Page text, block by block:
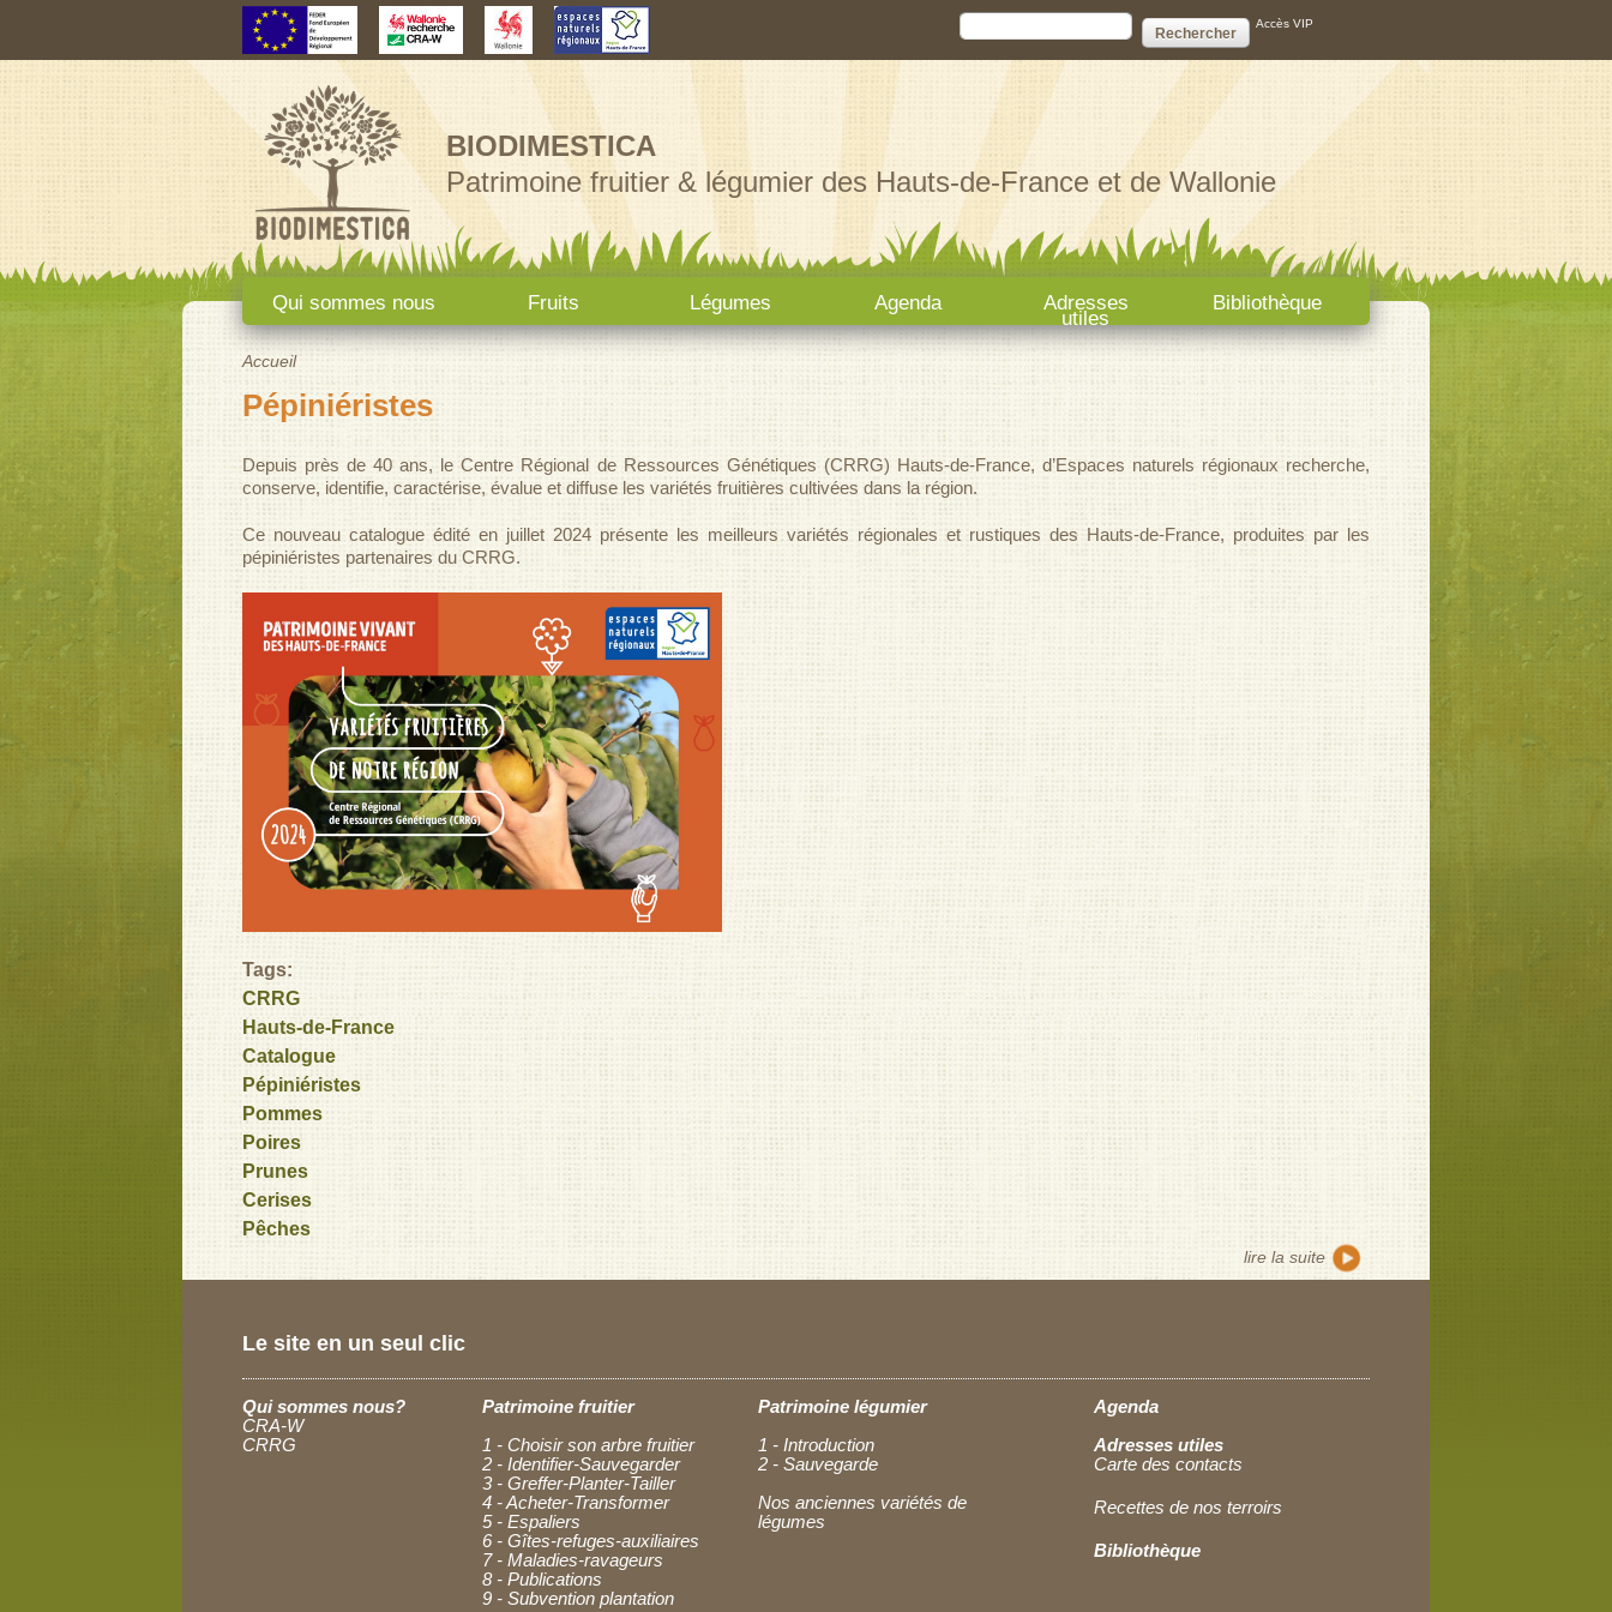
Accès VIP
Formulaire de recherche
Rechercher
BIODIMESTICA
Patrimoine fruitier & légumier des Hauts-de-France et de Wallonie
Menu principal
Qui sommes nous Fruits Légumes Agenda Adresses
utiles
Bibliothèque
Vous êtes ici
Accueil
Pépiniéristes
Depuis près de 40 ans, le Centre Régional de Ressources Génétiques (CRRG) Hauts-de-France, d’Espaces naturels régionaux recherche,
conserve, identifie, caractérise, évalue et diffuse les variétés fruitières cultivées dans la région.
Ce nouveau catalogue édité en juillet 2024 présente les meilleurs variétés régionales et rustiques des Hauts-de-France, produites par les
pépiniéristes partenaires du CRRG.
Tags:
CRRG
Hauts-de-France
Catalogue
Pépiniéristes
Pommes
Poires
Prunes
Cerises
Pêches
lire la suite
variétés
Le site en un seul clic
Qui sommes nous?
CRA-W
CRRG
Patrimoine fruitier
1 - Choisir son arbre fruitier
2 - Identifier-Sauvegarder
3 - Greffer-Planter-Tailler
4 - Acheter-Transformer
5 - Espaliers
6 - Gîtes-refuges-auxiliaires
7 - Maladies-ravageurs
8 - Publications
9 - Subvention plantation
Patrimoine légumier
1 - Introduction
2 - Sauvegarde
Nos anciennes variétés de
légumes
Agenda
Adresses utiles
Carte des contacts
Recettes de nos terroirs
Bibliothèque